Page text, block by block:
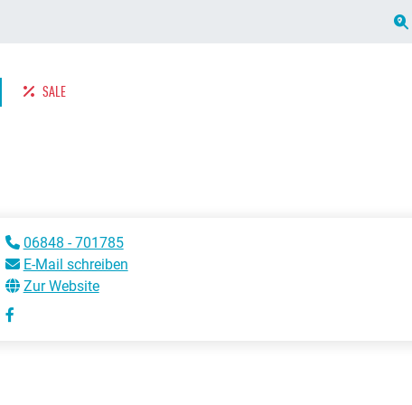
SALE
06848 - 701785
E-Mail schreiben
Zur Website